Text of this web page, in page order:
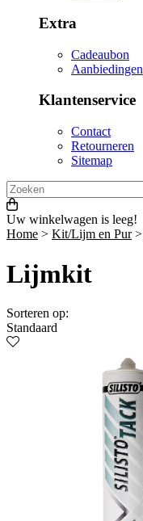
Extra
Cadeaubon
Aanbiedingen
Klantenservice
Contact
Retourneren
Sitemap
Uw winkelwagen is leeg!
Home > Kit/Lijm en Pur>
Lijmkit
Sorteren op:
Standaard